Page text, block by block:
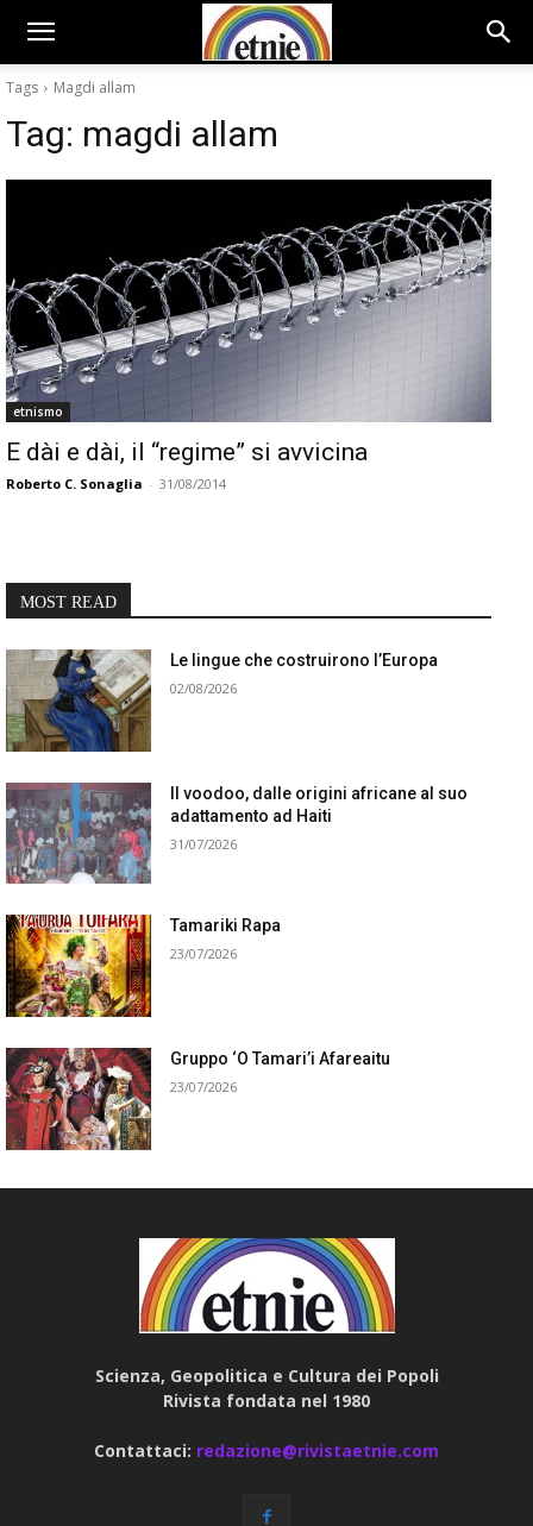
Tags Magdi allam
Tag: magdi allam
etnismo
E dài e dài, il “regime” si avvicina
Roberto C. Sonaglia - 31/08/2014
MOST READ
Le lingue che costruirono l’Europa
02/08/2026
Il voodoo, dalle origini africane al suo
adattamento ad Haiti
31/07/2026
Tamariki Rapa
23/07/2026
Gruppo ‘O Tamari’i Afareaitu
23/07/2026
Scienza, Geopolitica e Cultura dei Popoli
Rivista fondata nel 1980
Contattaci: redazione@rivistaetnie.com